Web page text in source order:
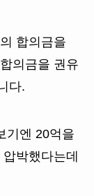
합의금을
의금을 권유
다.
기엔 20억을
박했다는데